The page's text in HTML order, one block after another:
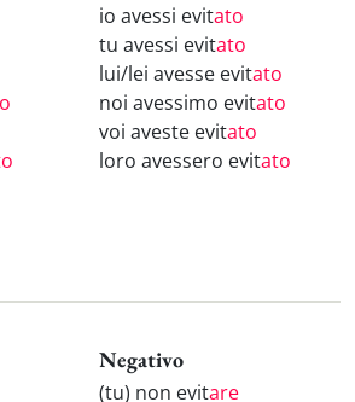
io avessi evitato
tu avessi evitato
lui/lei avesse evitato
noi avessimo evitato
voi aveste evitato
loro avessero evitato
Negativo
(tu) non evitare